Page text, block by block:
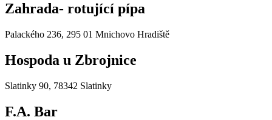
Zahrada- rotující pípa
Palackého 236, 295 01 Mnichovo Hradiště
Hospoda u Zbrojnice
Slatinky 90, 78342 Slatinky
F.A. Bar